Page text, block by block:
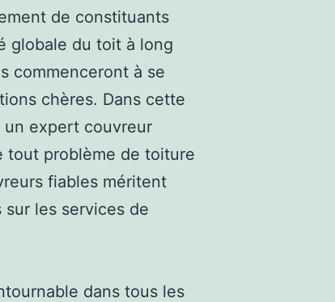
de constituants
globale du toit à long
commenceront à se
chères. Dans cette
un expert couvreur
tout problème de toiture
fiables méritent
sur les services de
dans tous les